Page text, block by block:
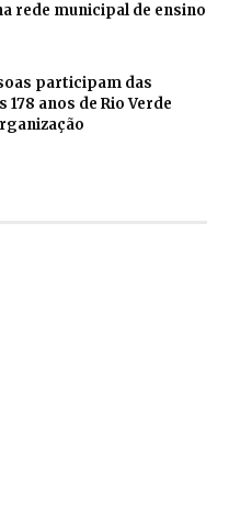
rede municipal de ensino
participam das
anos de Rio Verde